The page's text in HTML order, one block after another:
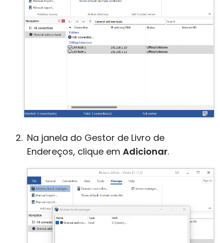
Na janela do Gestor de Livro de
Endereços, clique em Adicionar.